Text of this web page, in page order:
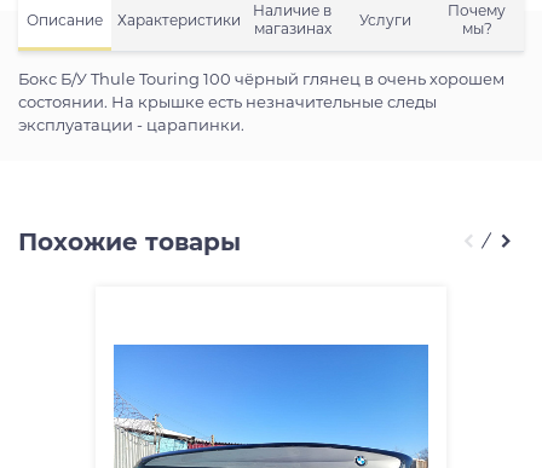
Описание Характеристики
Наличие в
магазинах
Услуги
Почему
мы?
Бокс Б/У Thule Touring 100 чёрный глянец в очень хорошем
состоянии. На крышке есть незначительные следы
эксплуатации - царапинки.
Похожие товары